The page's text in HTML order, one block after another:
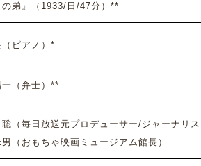
弟』（1933/日/47分）**
ピアノ ）*
（弁士）**
（毎日放送元プロデューサー/ジャーナリ
（おもちゃ映画ミュージアム館長）